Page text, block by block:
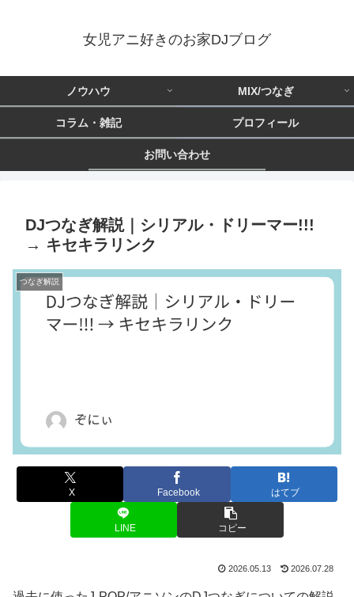
女児アニ好きのお家DJブログ
ノウハウ MIX/つなぎ
コラム・雑記 プロフィール
お問い合わせ
DJつなぎ解説｜シリアル・ドリーマー!!!
→ キセキラリンク
つなぎ解説
X Facebook はてブ
LINE コピー
2026.05.13 2026.07.28